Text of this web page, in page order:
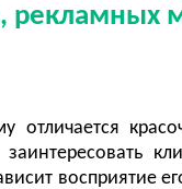
рекламных
отличается
восприятие